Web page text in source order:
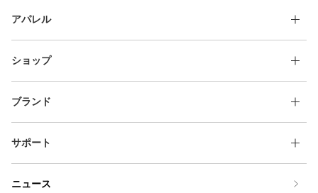
アパレル
ショップ
ブランド
サポート
ニュース